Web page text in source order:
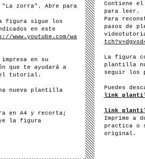
zorra". Abre para
figura sigue los
en este
www.youtube.com/wa
en su
que te ayudará a
tutorial.
nueva plantilla
en A4 y recorta;
la figura
Contiene
para leer.
Para
pasos de
La figura
plantilla
seguir los
Puedes
link
link
Imprime a
practica o
original.